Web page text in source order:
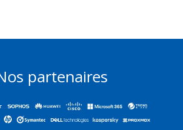
partenaires